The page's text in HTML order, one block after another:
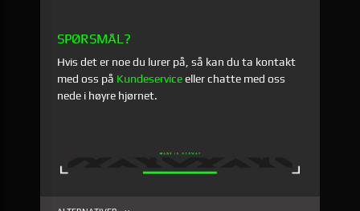
SPØRSMÅL?
Hvis det er noe du lurer på, så kan du ta kontakt
med oss på Kundeserviceeller chatte med oss
nede i høyre hjørnet.